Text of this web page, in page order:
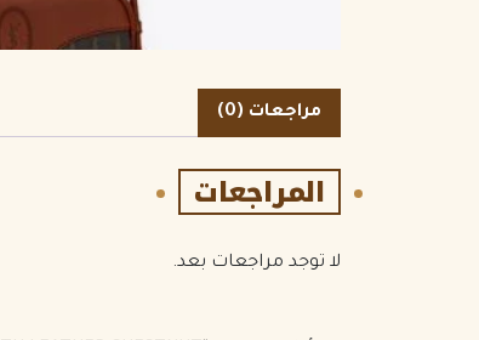
مراجعات (0)
المراجعات
لا توجد مراجعات بعد.